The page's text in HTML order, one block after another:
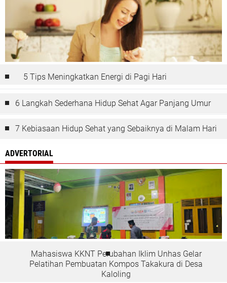
5 Tips Meningkatkan Energi di Pagi Hari
6 Langkah Sederhana Hidup Sehat Agar Panjang Umur
7 Kebiasaan Hidup Sehat yang Sebaiknya di Malam Hari
ADVERTORIAL
Mahasiswa KKNT Perubahan Iklim Unhas Gelar
Pelatihan Pembuatan Kompos Takakura di Desa
Kaloling